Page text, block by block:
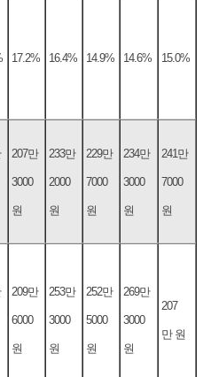
17.2% 16.4% 14.9% 14.6% 15.0%
207만
3000
원
233만
2000
원
229만
7000
원
234만
3000
원
241만
7000
원
209만
6000
원
253만
3000
원
252만
5000
원
269만
3000
원
207
만 원